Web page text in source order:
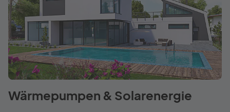
Wärmepumpen & Solarenergie